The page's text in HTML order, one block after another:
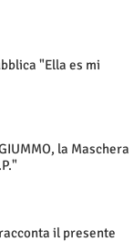
"Ella es mi
la Maschera
il presente